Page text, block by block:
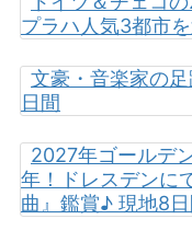
プラハ人気3都市
文豪・音楽家の
日間
2027年ゴールデ
年！ドレスデンに
曲』鑑賞♪ 現地8